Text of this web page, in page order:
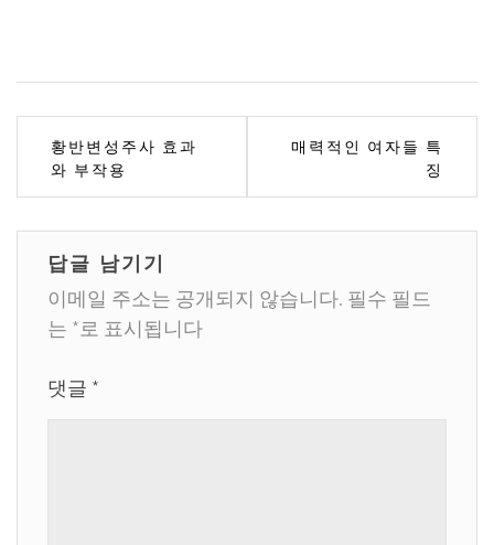
색
황반변성주사 효과
와 부작용
매력적인 여자들 특
징
답글 남기기
이메일 주소는 공개되지 않습니다. 필수 필드
는 *로 표시됩니다
댓글 *